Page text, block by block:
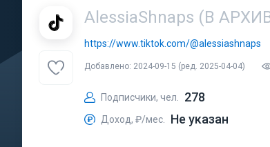
AlessiaShnaps (В
https://www.tiktok.com/@alessiashnaps
Добавлено: 2024-09-15 (ред. 2025-04-04)
Подписчики, чел. 278
Доход, ₽/мес. Не указан